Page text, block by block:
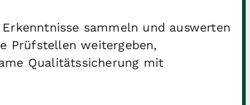
sammeln und auswerten
Prüfstellen weitergeben,
Qualitätssicherung mit